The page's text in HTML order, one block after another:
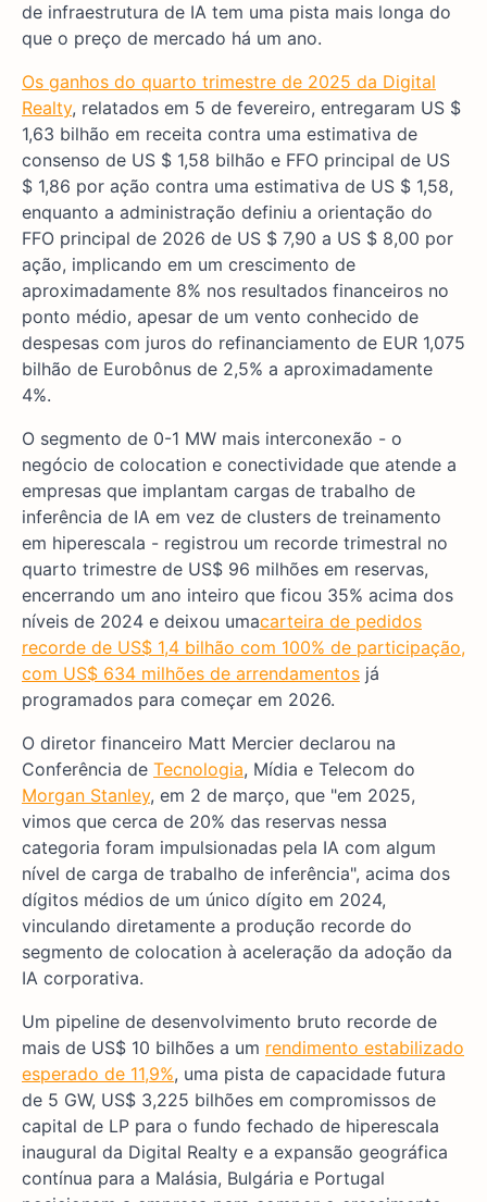
de infraestrutura de IA tem uma pista mais longa do
que o preço de mercado há um ano.
Os ganhos do quarto trimestre de 2025 da Digital
Realty, relatados em 5 de fevereiro, entregaram US $
1,63 bilhão em receita contra uma estimativa de
consenso de US $ 1,58 bilhão e FFO principal de US
$ 1,86 por ação contra uma estimativa de US $ 1,58,
enquanto a administração definiu a orientação do
FFO principal de 2026 de US $ 7,90 a US $ 8,00 por
ação, implicando em um crescimento de
aproximadamente 8% nos resultados financeiros no
ponto médio, apesar de um vento conhecido de
despesas com juros do refinanciamento de EUR 1,075
bilhão de Eurobônus de 2,5% a aproximadamente
4%.
O segmento de 0-1 MW mais interconexão - o
negócio de colocation e conectividade que atende a
empresas que implantam cargas de trabalho de
inferência de IA em vez de clusters de treinamento
em hiperescala - registrou um recorde trimestral no
quarto trimestre de US$ 96 milhões em reservas,
encerrando um ano inteiro que ficou 35% acima dos
níveis de 2024 e deixou umacarteira de pedidos
recorde de US$ 1,4 bilhão com 100% de participação,
com US$ 634 milhões de arrendamentos já
programados para começar em 2026.
O diretor financeiro Matt Mercier declarou na
Conferência de Tecnologia, Mídia e Telecom do
Morgan Stanley, em 2 de março, que "em 2025,
vimos que cerca de 20% das reservas nessa
categoria foram impulsionadas pela IA com algum
nível de carga de trabalho de inferência", acima dos
dígitos médios de um único dígito em 2024,
vinculando diretamente a produção recorde do
segmento de colocation à aceleração da adoção da
IA corporativa.
Um pipeline de desenvolvimento bruto recorde de
mais de US$ 10 bilhões a um rendimento estabilizado
esperado de 11,9%, uma pista de capacidade futura
de 5 GW, US$ 3,225 bilhões em compromissos de
capital de LP para o fundo fechado de hiperescala
inaugural da Digital Realty e a expansão geográfica
contínua para a Malásia, Bulgária e Portugal